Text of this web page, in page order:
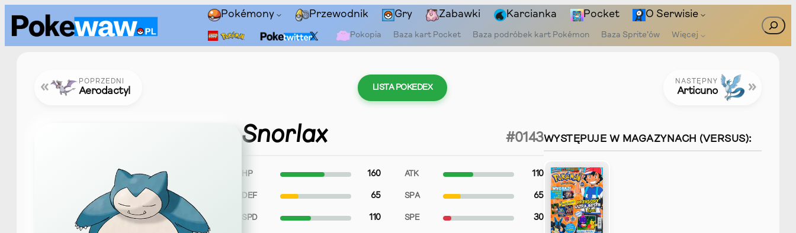
Przejdź
do
treści
Pokémony Przewodnik Gry Zabawki Karcianka Pocket O Serwisie
Pokopia Baza kart Pocket Baza podróbek kart Pokémon Baza Sprite’ów Więcej
Szukaj
« POPRZEDNI
Aerodactyl LISTA POKEDEX
NASTĘPNY
Articuno »
Snorlax #0143
HP 160 ATK 110
DEF 65 SPA 65
SPD 110 SPE 30
WYSTĘPUJE W MAGAZYNACH (VERSUS):